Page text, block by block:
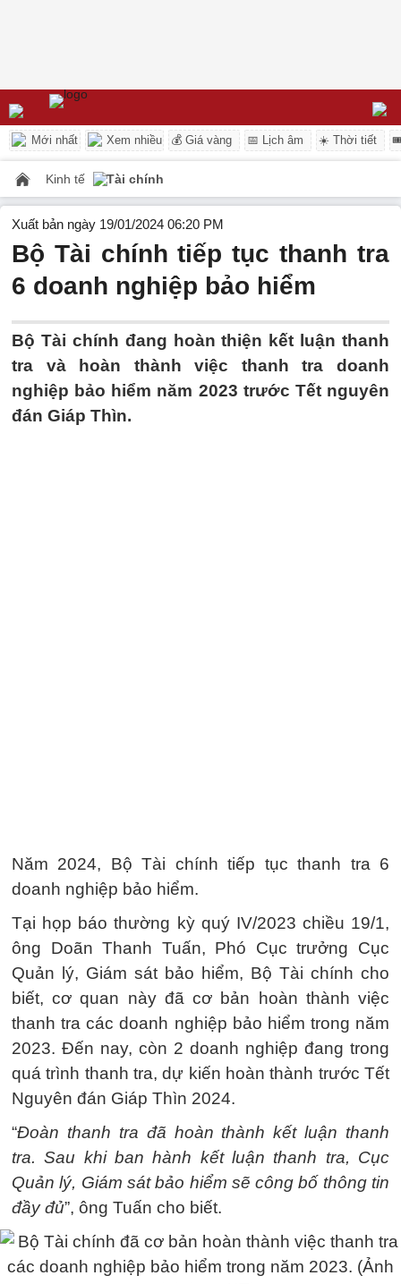
Mới nhất Xem nhiều 💰 Giá vàng 📅 Lịch âm ☀️ Thời tiết
Kinh tế Tài chính
Xuất bản ngày 19/01/2024 06:20 PM
Bộ Tài chính tiếp tục thanh tra
6 doanh nghiệp bảo hiểm
Bộ Tài chính đang hoàn thiện kết luận thanh
tra và hoàn thành việc thanh tra doanh
nghiệp bảo hiểm năm 2023 trước Tết nguyên
đán Giáp Thìn.
Năm 2024, Bộ Tài chính tiếp tục thanh tra 6
doanh nghiệp bảo hiểm.
Tại họp báo thường kỳ quý IV/2023 chiều 19/1,
ông Doãn Thanh Tuấn, Phó Cục trưởng Cục
Quản lý, Giám sát bảo hiểm, Bộ Tài chính cho
biết, cơ quan này đã cơ bản hoàn thành việc
thanh tra các doanh nghiệp bảo hiểm trong năm
2023. Đến nay, còn 2 doanh nghiệp đang trong
quá trình thanh tra, dự kiến hoàn thành trước Tết
Nguyên đán Giáp Thìn 2024.
“Đoàn thanh tra đã hoàn thành kết luận thanh
tra. Sau khi ban hành kết luận thanh tra, Cục
Quản lý, Giám sát bảo hiểm sẽ công bố thông tin
đầy đủ”, ông Tuấn cho biết.